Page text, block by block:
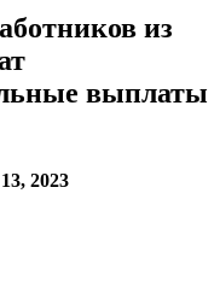
из
выплаты
2023